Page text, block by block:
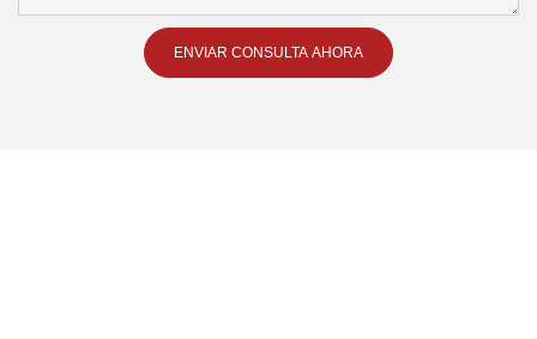
ENVIAR CONSULTA AHORA